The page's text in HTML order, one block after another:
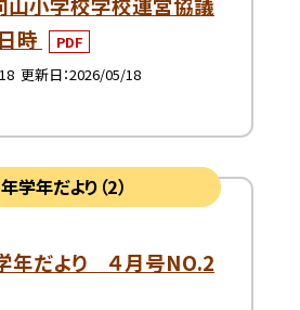
時
PDF
更新日 2026/05/18
学年だより（2）
だより ４月号NO.2